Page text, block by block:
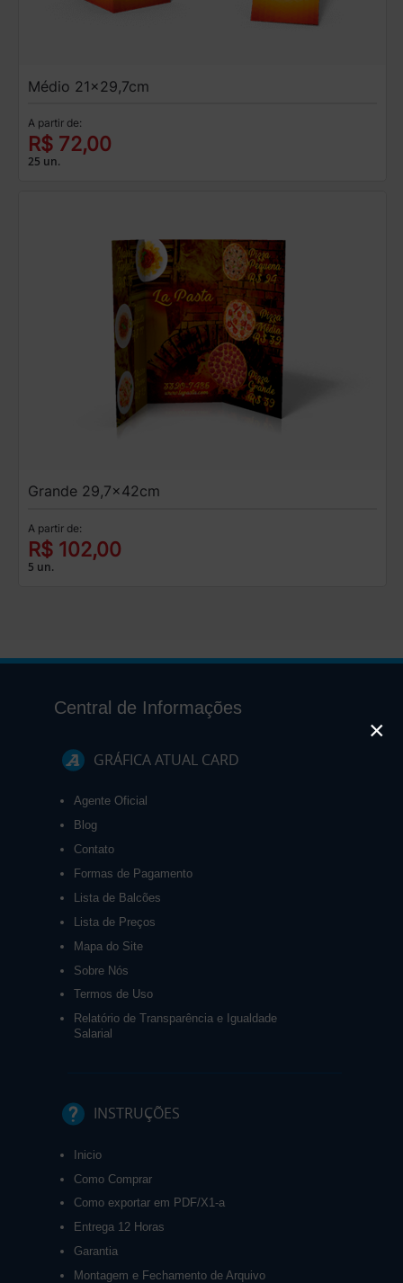
Médio 21x29,7cm
A partir de:
R$ 72,00
25 un.
Grande 29,7x42cm
A partir de:
R$ 102,00
5 un.
Central de Informações
GRÁFICA ATUAL CARD
Agente Oficial
Blog
Contato
Formas de Pagamento
Lista de Balcões
Lista de Preços
Mapa do Site
Sobre Nós
Termos de Uso
Relatório de Transparência e Igualdade
Salarial
INSTRUÇÕES
Inicio
Como Comprar
Como exportar em PDF/X1-a
Entrega 12 Horas
Garantia
Montagem e Fechamento de Arquivo
×